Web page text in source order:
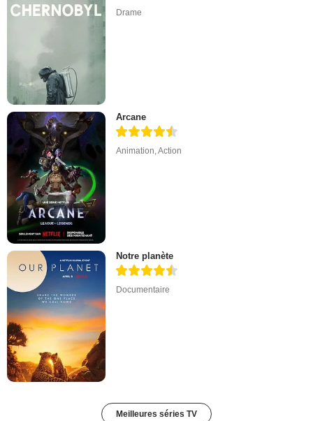
Drame
Arcane
Animation,Action
Notre planète
Documentaire
Meilleures séries TV